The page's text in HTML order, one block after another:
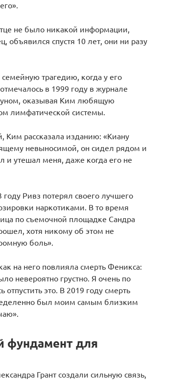
не было никакой информации,
объявился спустя 10 лет, они ни разу
трагедию, когда у его
в 1999 году в журнале
оказывая Ким любящую
лимфатической системы.
Ким рассказала изданию: «Киану
невыносимой, он сидел рядом и
и утешал меня, даже когда его не
Ривз потерял своего лучшего
наркотиками. В то время
по съемочной площадке Сандра
хотя никому об этом не
боль».
на него повлияла смерть Феникса:
невероятно грустно. Я очень по
это. В 2019 году смерть
был моим самым близким
фундамент для
Грант создали сильную связь,